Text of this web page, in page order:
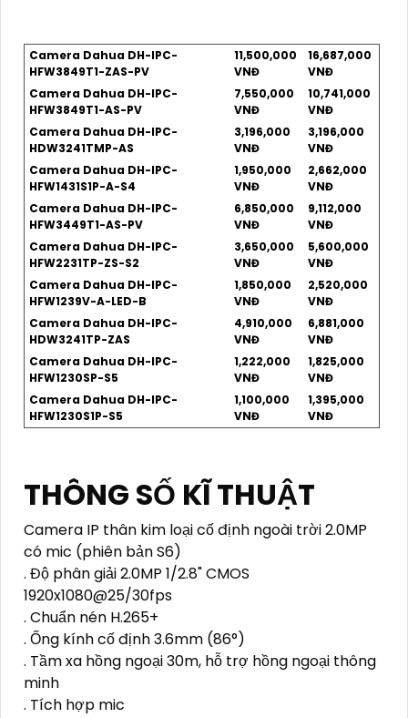
Camera Dahua DH-IPC-
HFW3849T1-ZAS-PV
11,500,000
VNĐ
16,687,000
VNĐ
Camera Dahua DH-IPC-
HFW3849T1-AS-PV
7,550,000
VNĐ
10,741,000
VNĐ
Camera Dahua DH-IPC-
HDW3241TMP-AS
3,196,000
VNĐ
3,196,000
VNĐ
Camera Dahua DH-IPC-
HFW1431S1P-A-S4
1,950,000
VNĐ
2,662,000
VNĐ
Camera Dahua DH-IPC-
HFW3449T1-AS-PV
6,850,000
VNĐ
9,112,000
VNĐ
Camera Dahua DH-IPC-
HFW2231TP-ZS-S2
3,650,000
VNĐ
5,600,000
VNĐ
Camera Dahua DH-IPC-
HFW1239V-A-LED-B
1,850,000
VNĐ
2,520,000
VNĐ
Camera Dahua DH-IPC-
HDW3241TP-ZAS
4,910,000
VNĐ
6,881,000
VNĐ
Camera Dahua DH-IPC-
HFW1230SP-S5
1,222,000
VNĐ
1,825,000
VNĐ
Camera Dahua DH-IPC-
HFW1230S1P-S5
1,100,000
VNĐ
1,395,000
VNĐ
THÔNG SỐ KĨ THUẬT
Camera IP thân kim loại cố định ngoài trời 2.0MP
có mic (phiên bản S6)
. Độ phân giải 2.0MP 1/2.8" CMOS
1920x1080@25/30fps
. Chuẩn nén H.265+
. Ống kính cố định 3.6mm (86°)
. Tầm xa hồng ngoại 30m, hỗ trợ hồng ngoại thông
minh
. Tích hợp mic